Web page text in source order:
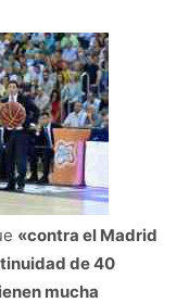
«contra el Madrid
de 40
mucha